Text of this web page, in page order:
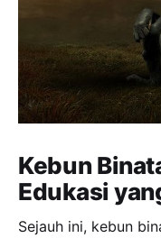
Kebun
Edukasi
Sejauh ini, kebun